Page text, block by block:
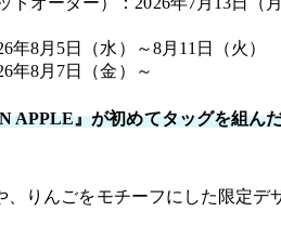
年8月5日（水）～8月11日（火）
年8月7日（金）～
APPLE』が初めてタッグを組
りんごをモチーフにした限定